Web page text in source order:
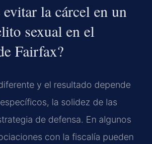
evitar la cárcel en un
sexual en el
Fairfax?
y el resultado depende
la solidez de las
de defensa. En algunos
con la fiscalía pueden